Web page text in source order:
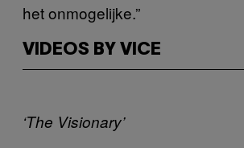
het onmogelijke.”
VIDEOS BY VICE
‘The Visionary’